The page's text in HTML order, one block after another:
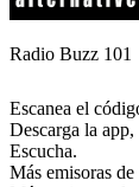
Radio Buzz 101
Escanea el
Descarga la app,
Escucha.
Más emisoras